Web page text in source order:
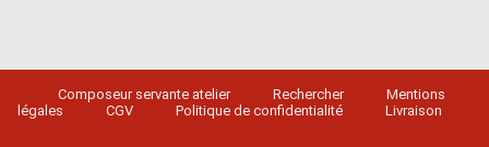
Composeur servante atelier Rechercher
Mentions
légales
CGV Politique de confidentialité Livraison